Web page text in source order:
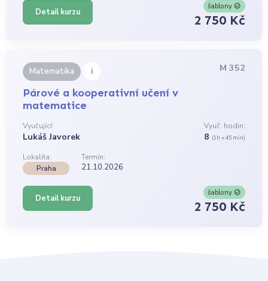
Detail kurzu
šablony
2 750 Kč
Matematika i M 352
Párové a kooperativní učení v
matematice
Vyučující:
Lukáš Javorek
Vyuč. hodin:
8 (1h = 45 min)
Lokalita:
Termín:
Praha
21.10.2026
Detail kurzu
šablony
2 750 Kč